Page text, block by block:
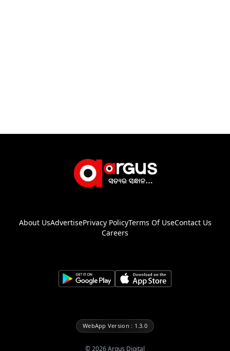
About UsAdvertisePrivacy PolicyTerms Of UseContact Us
Careers
WebApp Version : 1.3.0
©2026Argus Digital